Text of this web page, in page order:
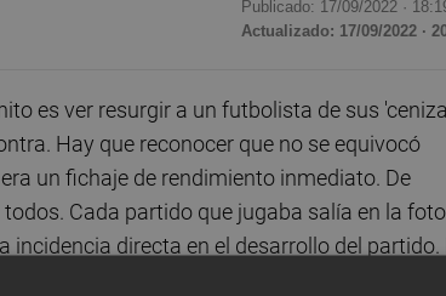
Publicado: 17/09/2022 ·
Actualizado: 17/09/2022 ·
es ver resurgir a un futbolista de sus
Hay que reconocer que no se equivocó
un fichaje de rendimiento inmediato. De
Cada partido que jugaba salía en la foto
directa en el desarrollo del partido.
sido un lastre que enterró a Eray Cömert en